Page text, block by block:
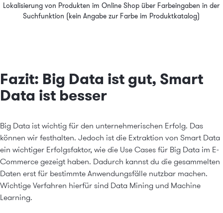
Lokalisierung von Produkten im Online Shop über Farbeingaben in der
Suchfunktion (kein Angabe zur Farbe im Produktkatalog)
Fazit: Big Data ist gut, Smart
Data ist besser
Big Data ist wichtig für den unternehmerischen Erfolg. Das
können wir festhalten. Jedoch ist die Extraktion von Smart Data
ein wichtiger Erfolgsfaktor, wie die Use Cases für Big Data im E-
Commerce gezeigt haben. Dadurch kannst du die gesammelten
Daten erst für bestimmte Anwendungsfälle nutzbar machen.
Wichtige Verfahren hierfür sind Data Mining und Machine
Learning.